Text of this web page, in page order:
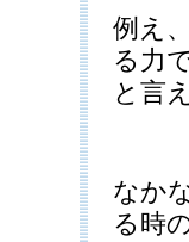
例え
る力
と言
なか
る時